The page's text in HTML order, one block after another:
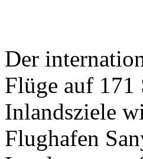
Der
Flüge auf 171
Inlandsziele
Flughafen